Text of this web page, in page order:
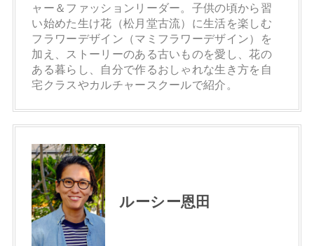
ャー＆ファッションリーダー。子供の頃から習
い始めた生け花（松月堂古流）に生活を楽しむ
フラワーデザイン（マミフラワーデザイン）を
加え、ストーリーのある古いものを愛し、花の
ある暮らし、自分で作るおしゃれな生き方を自
宅クラスやカルチャースクールで紹介。
ルーシー恩田